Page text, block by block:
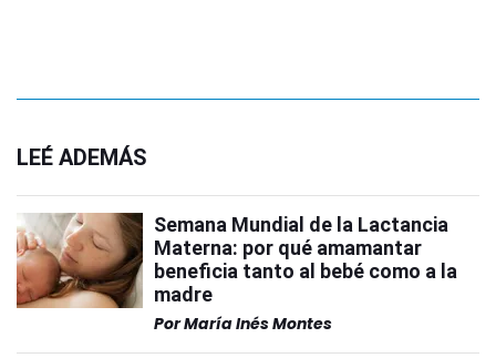
LEÉ ADEMÁS
Semana Mundial de la Lactancia
Materna: por qué amamantar
beneficia tanto al bebé como a la
madre
PorMaría Inés Montes